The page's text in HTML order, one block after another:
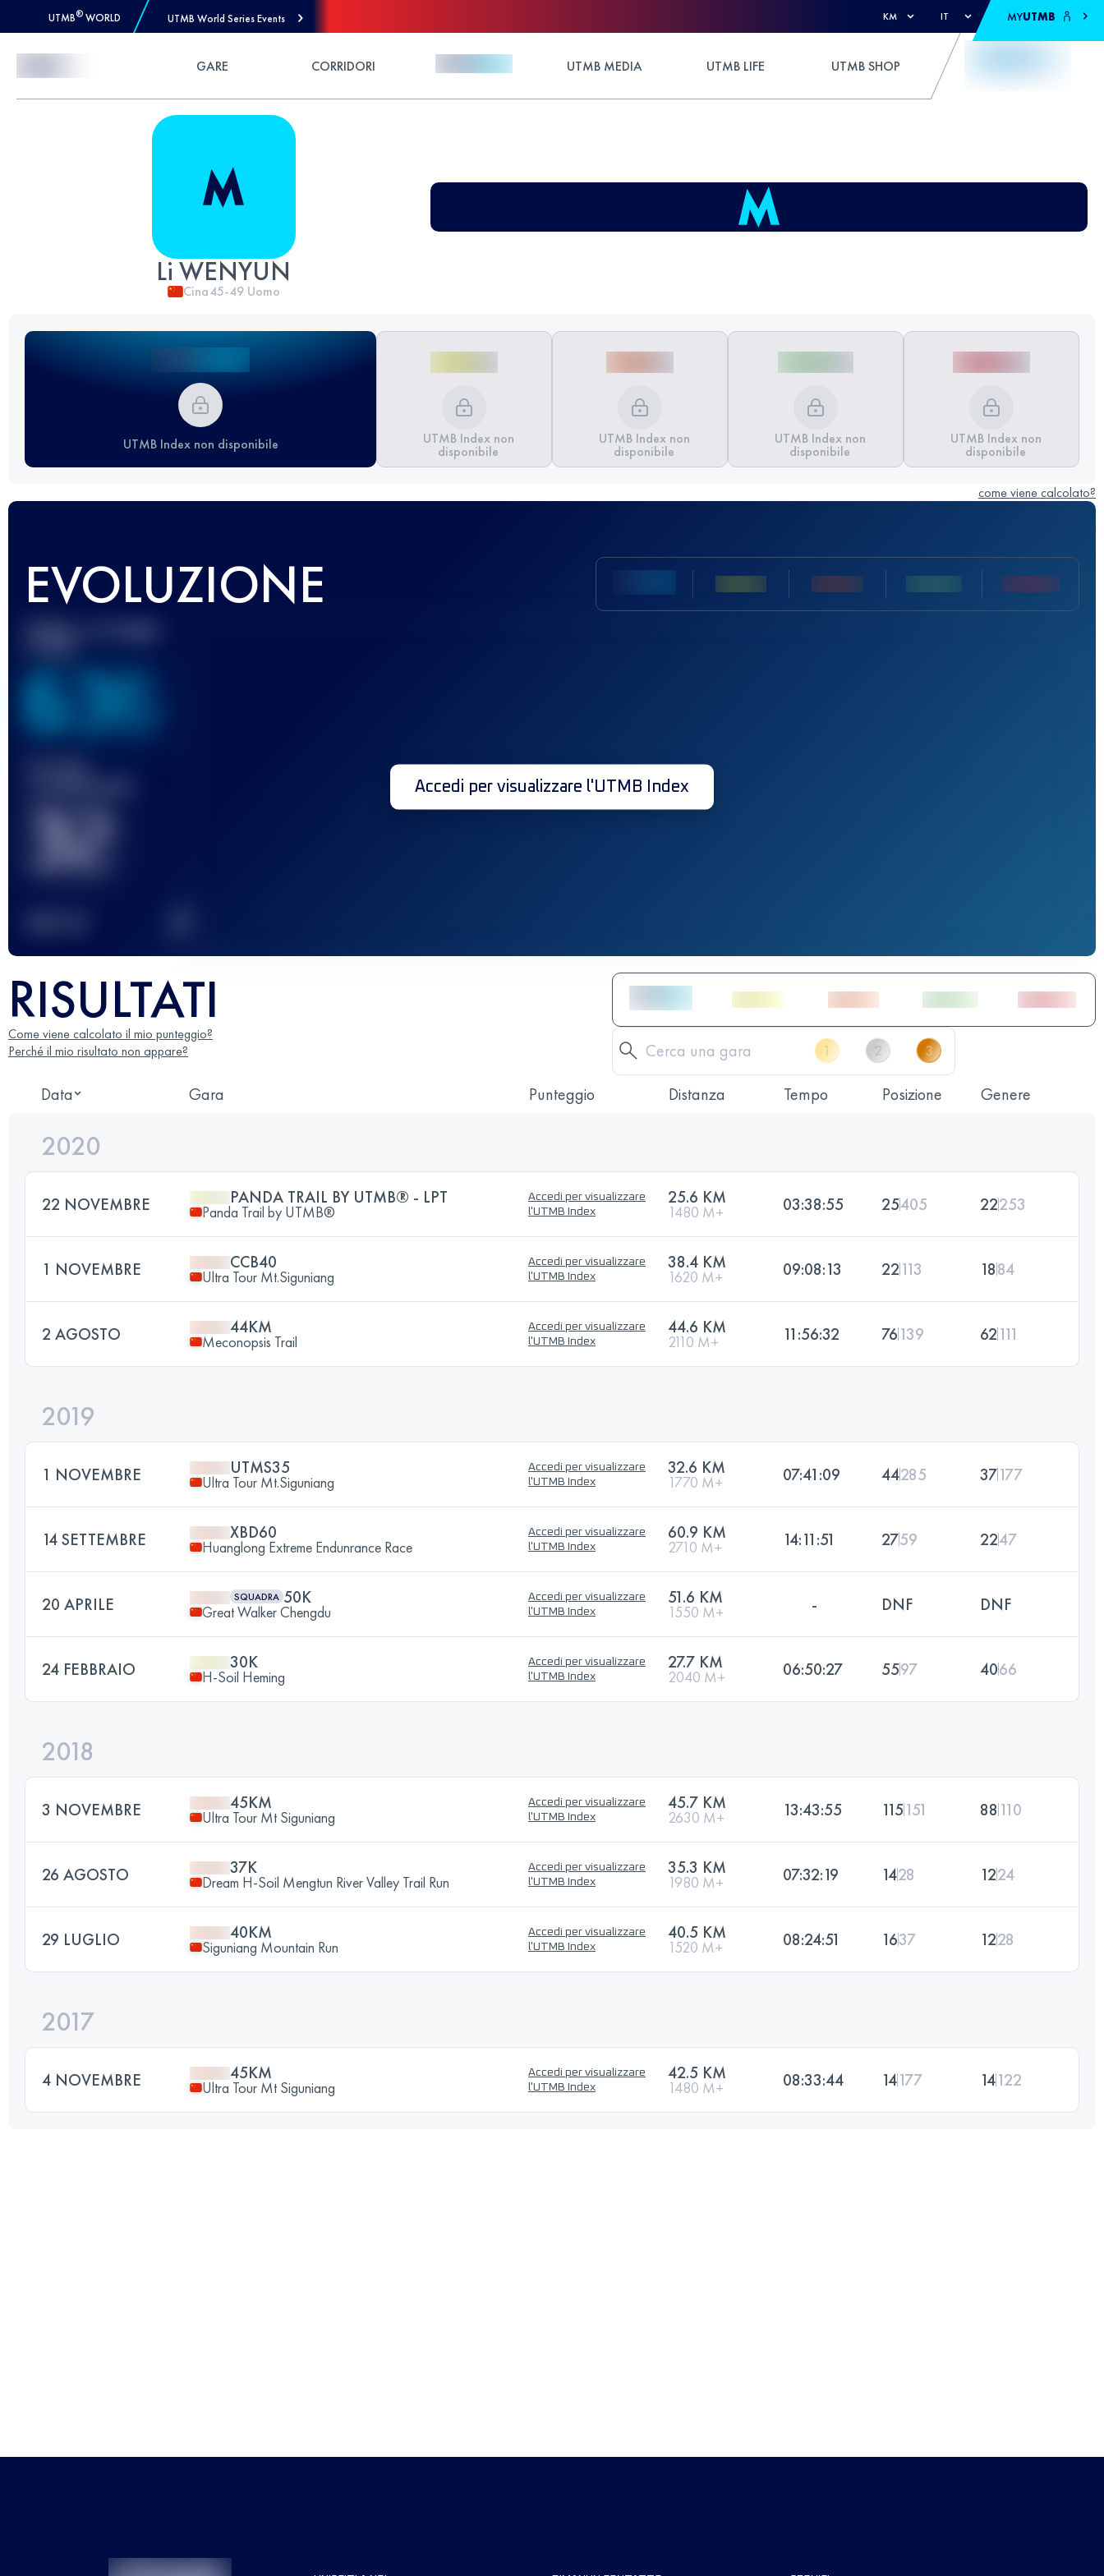
UTMB® WORLD UTMB World Series Events KM IT MYUTMB
GARE CORRIDORI UTMB MEDIA UTMB LIFE UTMB SHOP
Li WENYUN
Cina45-49 Uomo
UTMB Index non disponibile UTMB Index non
disponibile
UTMB Index non
disponibile
UTMB Index non
disponibile
UTMB Index non
disponibile
come viene calcolato?
EVOLUZIONE
Miglior punteggio
636
Gara(e)
32
Accedi per visualizzare l'UTMB Index
RISULTATI
Come viene calcolato il mio punteggio?
Perché il mio risultato non appare?
Data Gara Punteggio Distanza Tempo Posizione Genere
2020
22 NOVEMBRE PANDA TRAIL BY UTMB® - LPT
Panda Trail by UTMB®
Accedi per visualizzare
l'UTMB Index
25.6 KM
1480 M+ 03:38:55 25405 22253
1 NOVEMBRE CCB40
Ultra Tour Mt.Siguniang
Accedi per visualizzare
l'UTMB Index
38.4 KM
1620 M+ 09:08:13 22113 1884
2 AGOSTO 44KM
Meconopsis Trail
Accedi per visualizzare
l'UTMB Index
44.6 KM
2110 M+ 11:56:32 76139 62111
2019
1 NOVEMBRE UTMS35
Ultra Tour Mt.Siguniang
Accedi per visualizzare
l'UTMB Index
32.6 KM
1770 M+ 07:41:09 44285 37177
14 SETTEMBRE XBD60
Huanglong Extreme Endunrance Race
Accedi per visualizzare
l'UTMB Index
60.9 KM
2710 M+ 14:11:51 2759 2247
20 APRILE SQUADRA 50K
Great Walker Chengdu
Accedi per visualizzare
l'UTMB Index
51.6 KM
1550 M+ - DNF DNF
24 FEBBRAIO 30K
H-Soil Heming
Accedi per visualizzare
l'UTMB Index
27.7 KM
2040 M+ 06:50:27 5597 4066
2018
3 NOVEMBRE 45KM
Ultra Tour Mt Siguniang
Accedi per visualizzare
l'UTMB Index
45.7 KM
2630 M+ 13:43:55 115151 88 110
26 AGOSTO 37K
Dream H-Soil Mengtun River Valley Trail Run
Accedi per visualizzare
l'UTMB Index
35.3 KM
1980 M+ 07:32:19 1428 1224
29 LUGLIO 40KM
Siguniang Mountain Run
Accedi per visualizzare
l'UTMB Index
40.5 KM
1520 M+ 08:24:51 1637 1228
2017
4 NOVEMBRE 45KM
Ultra Tour Mt Siguniang
Accedi per visualizzare
l'UTMB Index
42.5 KM
1480 M+ 08:33:44 14177 14122